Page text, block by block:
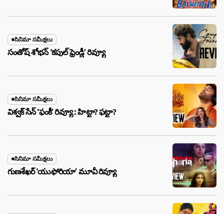
సినిమా సమీక్షలు
సంతోష్ శోభన్ ‘కపుల్ ఫ్రెండ్లీ’ రివ్యూ
సినిమా సమీక్షలు
విశ్వక్ సేన్ ‘ఫంకీ’ రివ్యూ : హిట్టా? ఫట్టా?
సినిమా సమీక్షలు
గుణశేఖర్ ‘యుఫోరియా’ మూవీ రివ్యూ